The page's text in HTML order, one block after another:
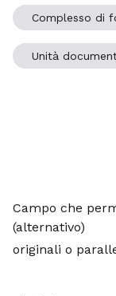
Complesso di
Unità
Campo che
(alternativo)
originali o